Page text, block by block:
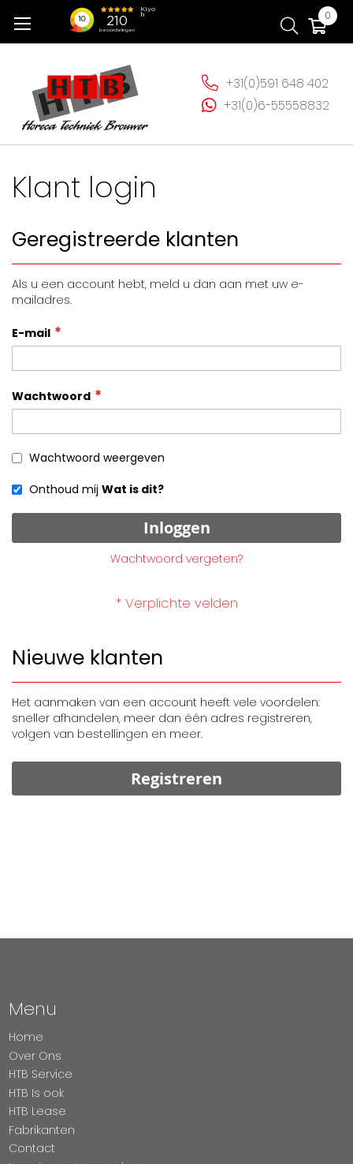
naar
0
+31(0)591 648 402
+31(0)6-55558832
Klant login
Geregistreerde klanten
Als u een account hebt, meld u dan aan met uw e-
mailadres.
E-mail
Wachtwoord
Wachtwoord weergeven
Onthoud mij Wat is dit?
Inloggen
Wachtwoord vergeten?
Nieuwe klanten
Het aanmaken van een account heeft vele voordelen:
sneller afhandelen, meer dan één adres registreren,
volgen van bestellingen en meer.
Registreren
Menu
Home
Over Ons
HTB Service
HTB Is ook
HTB Lease
Fabrikanten
Contact